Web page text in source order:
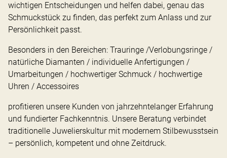
wichtigen Entscheidungen und helfen dabei, genau das
Schmuckstück zu finden, das perfekt zum Anlass und zur
Persönlichkeit passt.
Besonders in den Bereichen: Trauringe /Verlobungsringe /
natürliche Diamanten / individuelle Anfertigungen /
Umarbeitungen / hochwertiger Schmuck / hochwertige
Uhren / Accessoires
profitieren unsere Kunden von jahrzehntelanger Erfahrung
und fundierter Fachkenntnis. Unsere Beratung verbindet
traditionelle Juwelierskultur mit modernem Stilbewusstsein
– persönlich, kompetent und ohne Zeitdruck.